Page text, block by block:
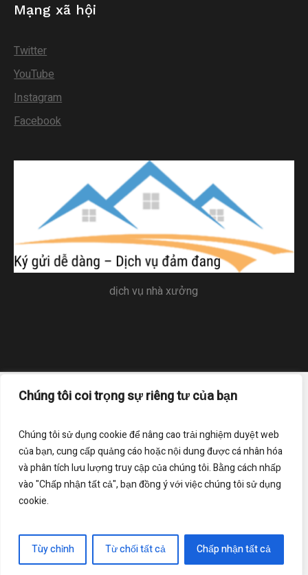
Chúng tôi coi trọng sự riêng tư của bạn
Chúng tôi sử dụng cookie để nâng cao trải nghiệm duyệt web
của bạn, cung cấp quảng cáo hoặc nội dung được cá nhân hóa
và phân tích lưu lượng truy cập của chúng tôi. Bằng cách nhấp
vào "Chấp nhận tất cả", bạn đồng ý với việc chúng tôi sử dụng
cookie.
Tùy chỉnh Từ chối tất cả Chấp nhận tất cả
Mạng xã hội
Twitter
YouTube
Instagram
Facebook
dịch vụ nhà xưởng
Trang chủ Liên hệ
Điều khoản sử dụng
Đăng ký nhận bản tin của chúng tôi
Bản quyền thuộc về - www.dichvunhaxuong.net © 2019